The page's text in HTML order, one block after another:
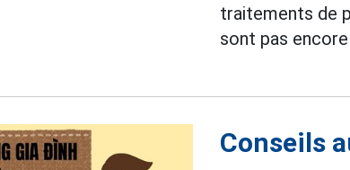
traitements de
sont pas
Conseils